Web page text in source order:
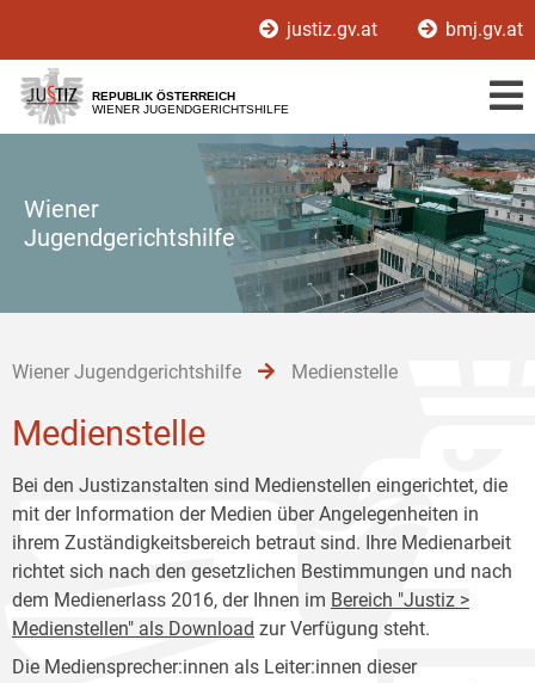
[1]
[2]
[3]
justiz.gv.at bmj.gv.at
REPUBLIK ÖSTERREICH
WIENER JUGENDGERICHTSHILFE
Wiener
Jugendgerichtshilfe
Wiener Jugendgerichtshilfe Medienstelle
Medienstelle
Bei den Justizanstalten sind Medienstellen eingerichtet, die
mit der Information der Medien über Angelegenheiten in
ihrem Zuständigkeitsbereich betraut sind. Ihre Medienarbeit
richtet sich nach den gesetzlichen Bestimmungen und nach
dem Medienerlass 2016, der Ihnen im Bereich "Justiz >
Medienstellen" als Download zur Verfügung steht.
Die Mediensprecher:innen als Leiter:innen dieser